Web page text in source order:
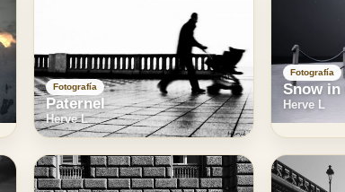
Fotografía
Paternel
Herve L
Fotografía
Snow in
Herve L